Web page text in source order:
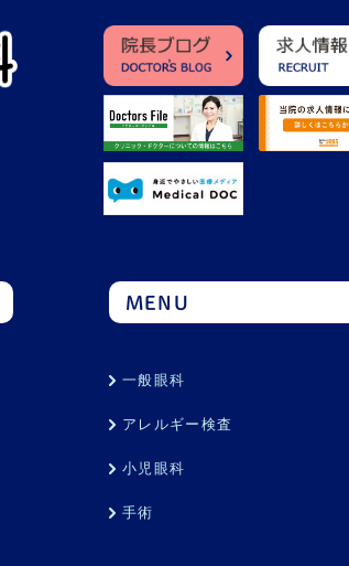
MENU
一般眼科
アレルギー検査
小児眼科
手術